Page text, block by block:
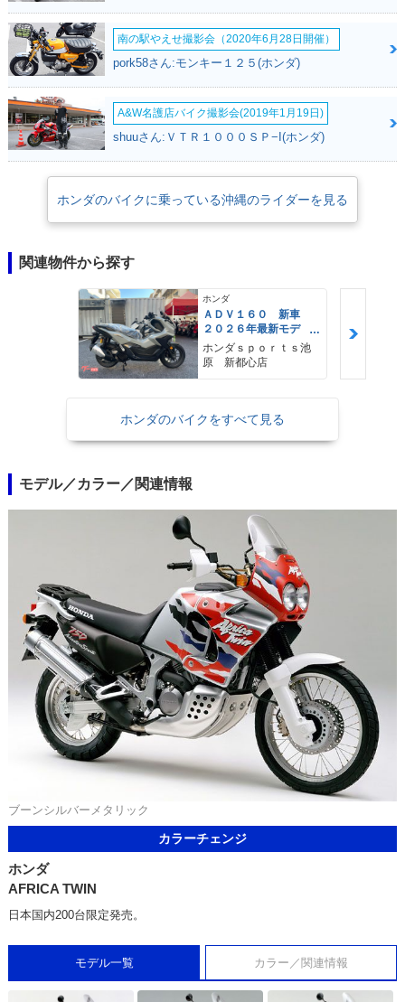
南の駅やえせ撮影会（2020年6月28日開催）
pork58さん:モンキー１２５(ホンダ)
A&W名護店バイク撮影会(2019年1月19日)
shuuさん:ＶＴＲ１０００ＳＰ−I(ホンダ)
ホンダのバイクに乗っている沖縄のライダーを見る
関連物件から探す
ホンダ
ＡＤＶ１６０ 新車
２０２６年最新モデ
ル パールスモーキー
グレー スマートキ
ー ２９Ｌメットイ
ホンダｓｐｏｒｔｓ池
原 新都心店
ホンダのバイクをすべて見る
モデル／カラー／関連情報
ブーンシルバーメタリック
カラーチェンジ
ホンダ
AFRICA TWIN
日本国内200台限定発売。
モデル一覧 カラー／関連情報